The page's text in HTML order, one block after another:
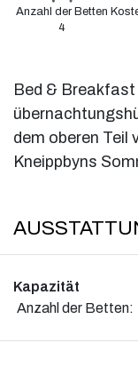
Anzahl der Betten
4
Bed &
dem oberen Teil
Kneippbyns
Kapazität
Anzahl der Betten: